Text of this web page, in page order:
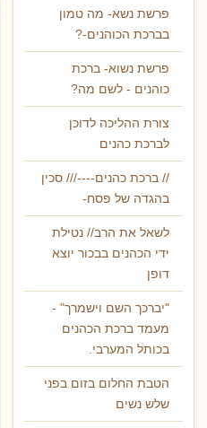
פרשת נשא- מה טמון
בברכת הכוהנים-?
פרשת נשוא- ברכת
כוהנים - לשם מה?
צורת ההליכה לדוכן
לברכת כהנים
// ברכת כהנים----/// סכין
בהגדה של פסח-
לשאל את הרב// נטילת
ידי הכהנים בבכור יוצא
דופן
"יברכך השם וישמרך" -
מעמד ברכת הכהנים
בכותל המערבי.
הטבת החלום בזום בפני
שלש נשים